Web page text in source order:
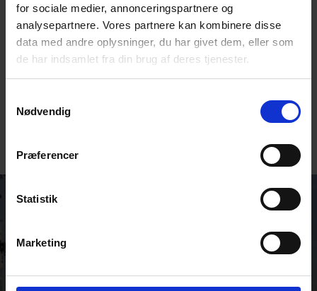
for sociale medier, annonceringspartnere og
analysepartnere. Vores partnere kan kombinere disse
data med andre oplysninger, du har givet dem, eller som
de har indsamlet fra din brug af deres tjenester.
Nødvendig
Præferencer
Statistik
Marketing
DESMIs centrifugalpumpar kännetecknas av hög
effektivitet och låga NPSH-värden. Våra vertikala
pumpar kräver minimal plats och ger lätt åtkomst
KLICKA HÄR FÖR ATT LÄRA DIG MER
DESMI är ett globalt företag
Hitta adress och kontaktinformation